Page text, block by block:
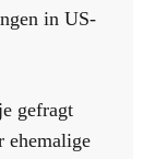
in US-
gefragt
ehemalige